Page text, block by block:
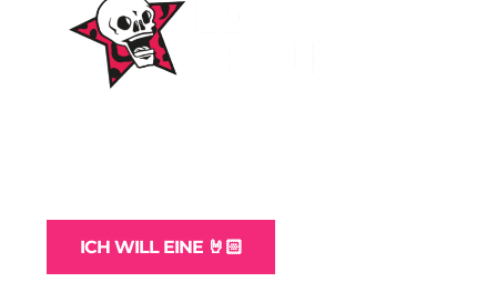
ICH WILL EINE 🤘🏻